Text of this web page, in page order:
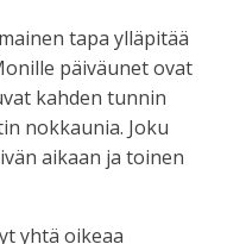
tapa ylläpitää
päiväunet ovat
kahden tunnin
nokkaunia. Joku
aikaan ja toinen
yhtä oikeaa